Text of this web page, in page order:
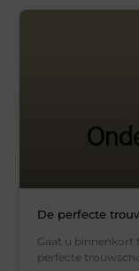
De perfecte
Gaat u binnenkort
perfecte